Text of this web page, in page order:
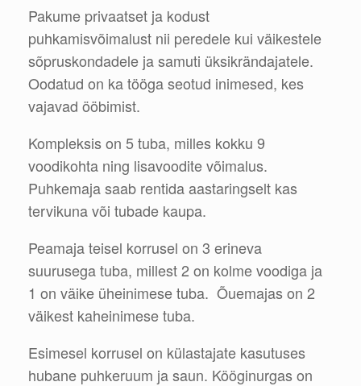
Pakume privaatset ja kodust
puhkamisvõimalust nii peredele kui väikestele
sõpruskondadele ja samuti üksikrändajatele.
Oodatud on ka tööga seotud inimesed, kes
vajavad ööbimist.
Kompleksis on 5 tuba, milles kokku 9
voodikohta ning lisavoodite võimalus.
Puhkemaja saab rentida aastaringselt kas
tervikuna või tubade kaupa.
Peamaja teisel korrusel on 3 erineva
suurusega tuba, millest 2 on kolme voodiga ja
1 on väike üheinimese tuba. Õuemajas on 2
väikest kaheinimese tuba.
Esimesel korrusel on külastajate kasutuses
hubane puhkeruum ja saun. Kööginurgas on